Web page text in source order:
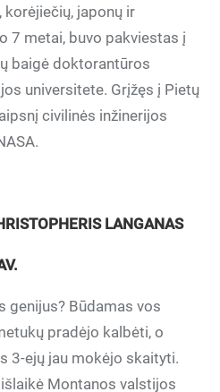
japonų ir
7 metai, buvo pakviestas į
baigė doktorantūros
universitete. Grįžęs į Pietų
civilinės inžinerijos
LANGANAS
genijus? Būdamas vos
pradėjo kalbėti, o
3-ejų jau mokėjo skaityti.
Montanos valstijos